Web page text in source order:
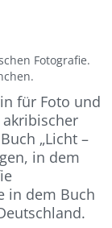
Fotografie.
für Foto und
„Licht –
in dem
in dem Buch